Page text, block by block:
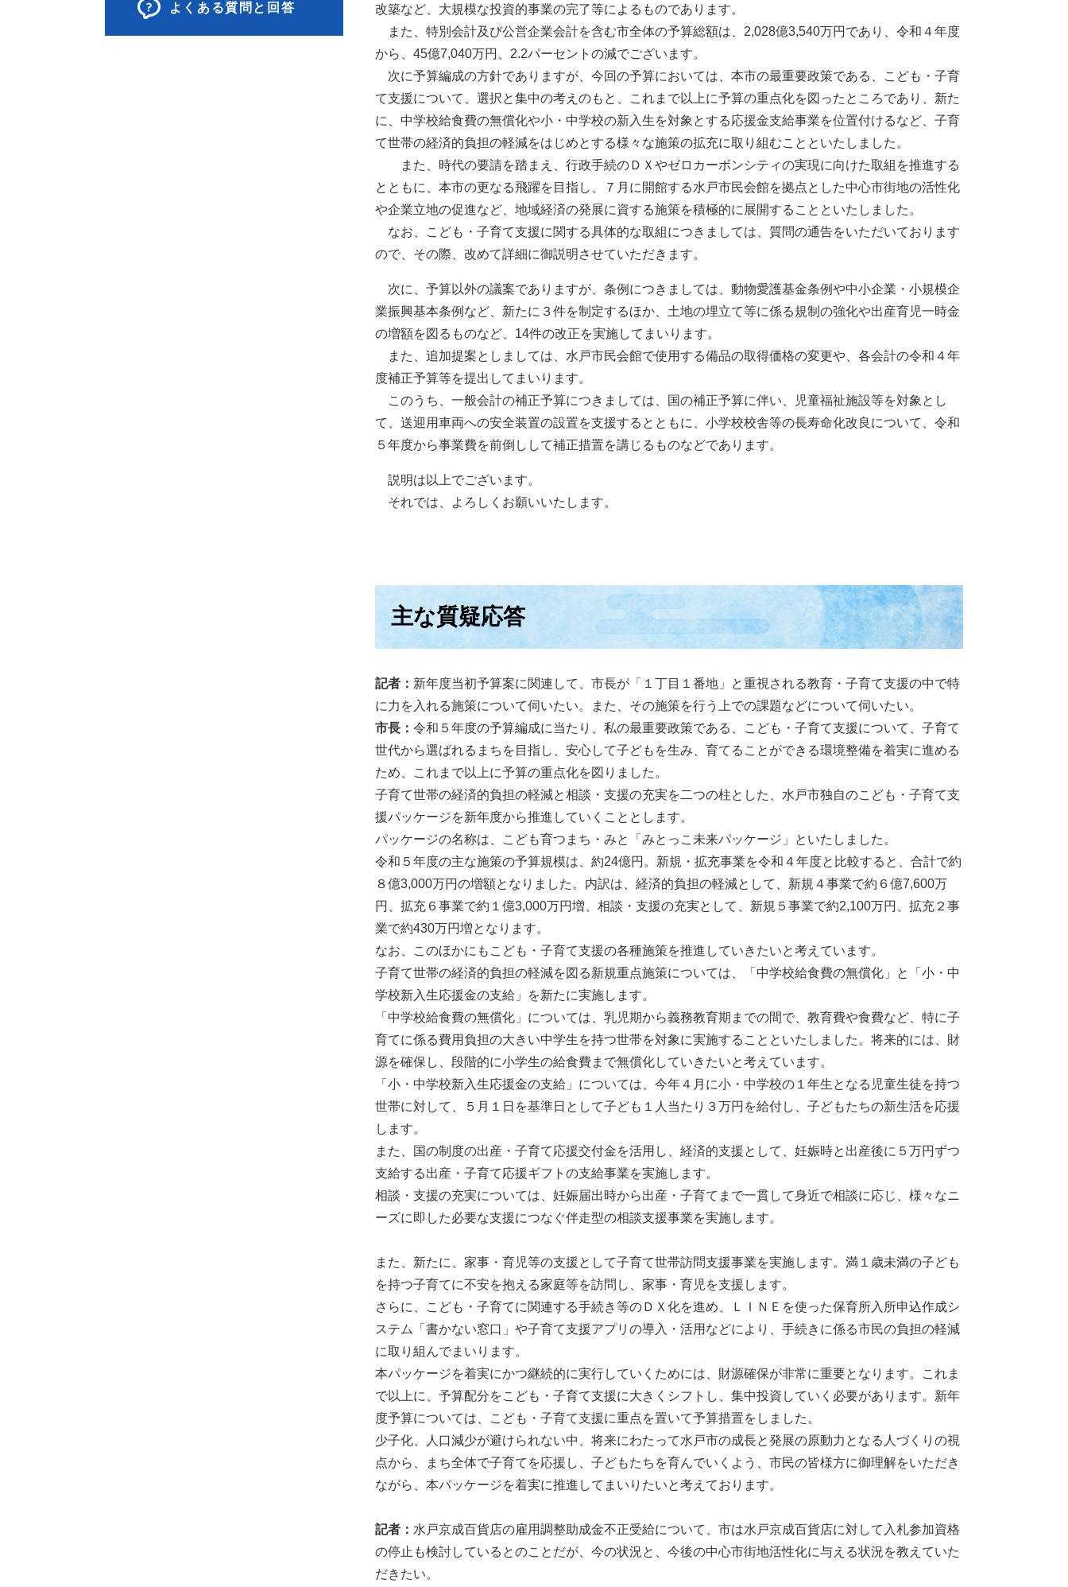
改築など、大規模な投資的事業の完了等によるものであります。
また、特別会計及び公営企業会計を含む市全体の予算総額は、2,028億3,540万円であり、令和４年度
から、45億7,040万円、2.2パーセントの減でございます。
次に予算編成の方針でありますが、今回の予算においては、本市の最重要政策である、こども・子育
て支援について、選択と集中の考えのもと、これまで以上に予算の重点化を図ったところであり、新た
に、中学校給食費の無償化や小・中学校の新入生を対象とする応援金支給事業を位置付けるなど、子育
て世帯の経済的負担の軽減をはじめとする様々な施策の拡充に取り組むことといたしました。
また、時代の要請を踏まえ、行政手続のＤＸやゼロカーボンシティの実現に向けた取組を推進する
とともに、本市の更なる飛躍を目指し、７月に開館する水戸市民会館を拠点とした中心市街地の活性化
や企業立地の促進など、地域経済の発展に資する施策を積極的に展開することといたしました。
なお、こども・子育て支援に関する具体的な取組につきましては、質問の通告をいただいております
ので、その際、改めて詳細に御説明させていただきます。
次に、予算以外の議案でありますが、条例につきましては、動物愛護基金条例や中小企業・小規模企
業振興基本条例など、新たに３件を制定するほか、土地の埋立て等に係る規制の強化や出産育児一時金
の増額を図るものなど、14件の改正を実施してまいります。
また、追加提案としましては、水戸市民会館で使用する備品の取得価格の変更や、各会計の令和４年
度補正予算等を提出してまいります。
このうち、一般会計の補正予算につきましては、国の補正予算に伴い、児童福祉施設等を対象とし
て、送迎用車両への安全装置の設置を支援するとともに、小学校校舎等の長寿命化改良について、令和
５年度から事業費を前倒しして補正措置を講じるものなどであります。
説明は以上でございます。
それでは、よろしくお願いいたします。
主な質疑応答
記者： 新年度当初予算案に関連して、市長が「１丁目１番地」と重視される教育・子育て支援の中で特
に力を入れる施策について伺いたい。また、その施策を行う上での課題などについて伺いたい。
市長： 令和５年度の予算編成に当たり、私の最重要政策である、こども・子育て支援について、子育て
世代から選ばれるまちを目指し、安心して子どもを生み、育てることができる環境整備を着実に進める
ため、これまで以上に予算の重点化を図りました。
子育て世帯の経済的負担の軽減と相談・支援の充実を二つの柱とした、水戸市独自のこども・子育て支
援パッケージを新年度から推進していくこととします。
パッケージの名称は、こども育つまち・みと「みとっこ未来パッケージ」といたしました。
令和５年度の主な施策の予算規模は、約24億円。新規・拡充事業を令和４年度と比較すると、合計で約
８億3,000万円の増額となりました。内訳は、経済的負担の軽減として、新規４事業で約６億7,600万
円、拡充６事業で約１億3,000万円増、相談・支援の充実として、新規５事業で約2,100万円、拡充２事
業で約430万円増となります。
なお、このほかにもこども・子育て支援の各種施策を推進していきたいと考えています。
子育て世帯の経済的負担の軽減を図る新規重点施策については、「中学校給食費の無償化」と「小・中
学校新入生応援金の支給」を新たに実施します。
「中学校給食費の無償化」については、乳児期から義務教育期までの間で、教育費や食費など、特に子
育てに係る費用負担の大きい中学生を持つ世帯を対象に実施することといたしました。将来的には、財
源を確保し、段階的に小学生の給食費まで無償化していきたいと考えています。
「小・中学校新入生応援金の支給」については、今年４月に小・中学校の１年生となる児童生徒を持つ
世帯に対して、５月１日を基準日として子ども１人当たり３万円を給付し、子どもたちの新生活を応援
します。
また、国の制度の出産・子育て応援交付金を活用し、経済的支援として、妊娠時と出産後に５万円ずつ
支給する出産・子育て応援ギフトの支給事業を実施します。
相談・支援の充実については、妊娠届出時から出産・子育てまで一貫して身近で相談に応じ、様々なニ
ーズに即した必要な支援につなぐ伴走型の相談支援事業を実施します。
また、新たに、家事・育児等の支援として子育て世帯訪問支援事業を実施します。満１歳未満の子ども
を持つ子育てに不安を抱える家庭等を訪問し、家事・育児を支援します。
さらに、こども・子育てに関連する手続き等のＤＸ化を進め、ＬＩＮＥを使った保育所入所申込作成シ
ステム「書かない窓口」や子育て支援アプリの導入・活用などにより、手続きに係る市民の負担の軽減
に取り組んでまいります。
本パッケージを着実にかつ継続的に実行していくためには、財源確保が非常に重要となります。これま
で以上に、予算配分をこども・子育て支援に大きくシフトし、集中投資していく必要があります。新年
度予算については、こども・子育て支援に重点を置いて予算措置をしました。
少子化、人口減少が避けられない中、将来にわたって水戸市の成長と発展の原動力となる人づくりの視
点から、まち全体で子育てを応援し、子どもたちを育んでいくよう、市民の皆様方に御理解をいただき
ながら、本パッケージを着実に推進してまいりたいと考えております。
記者： 水戸京成百貨店の雇用調整助成金不正受給について、市は水戸京成百貨店に対して入札参加資格
の停止も検討しているとのことだが、今の状況と、今後の中心市街地活性化に与える状況を教えていた
だきたい。
よくある質問と回答